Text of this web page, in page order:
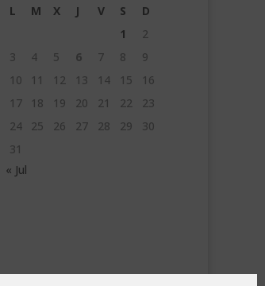
L M X J V S
D
1
2
3
4 5 6 7 8
9
10
11 12 13 14 15
16
17
18 19 20 21 22
23
24
25 26 27 28 29
30
31
« Jul